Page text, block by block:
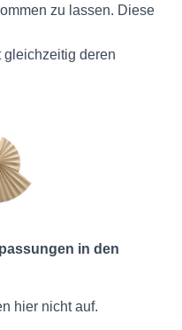
zu lassen. Diese
gleichzeitig deren
in den
hier nicht auf.